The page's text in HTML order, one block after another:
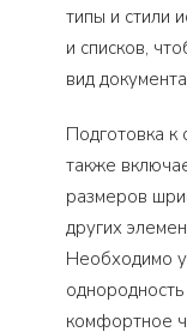
типы и стили
и списков,
вид
Подготовка к
также
размеров
других
Необходимо
комфортное